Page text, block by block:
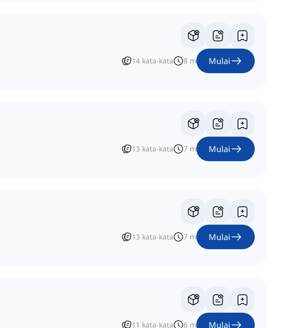
14 kata-kata 8 m Mulai
13 kata-kata 7 m Mulai
13 kata-kata 7 m Mulai
11 kata-kata 6 m Mulai